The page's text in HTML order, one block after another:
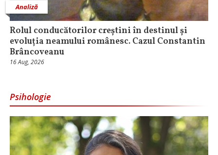
Analiză
Rolul conducătorilor creștini în destinul și
evoluția neamului românesc. Cazul Constantin
Brâncoveanu
16 Aug, 2026
Psihologie